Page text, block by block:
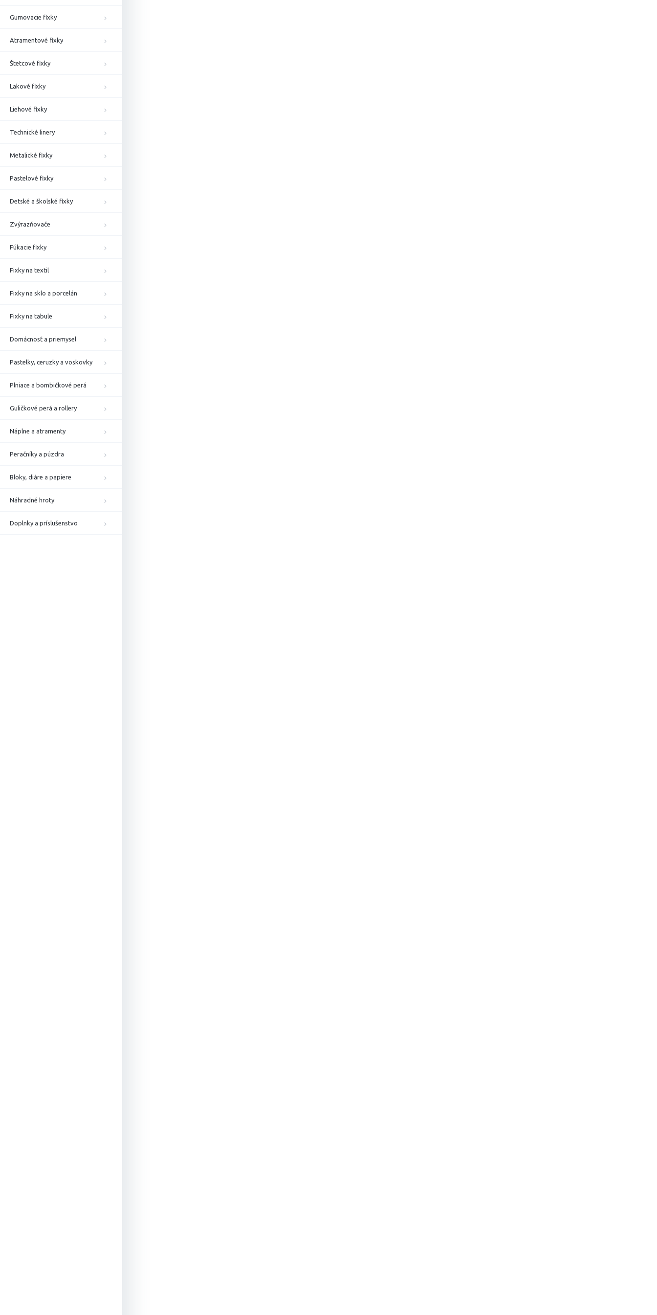
Gumovacie fixky
Atramentové fixky
Štetcové fixky
Lakové fixky
Liehové fixky
Technické linery
Metalické fixky
Pastelové fixky
Detské a školské fixky
Zvýrazňovače
Fúkacie fixky
Fixky na textil
Fixky na sklo a porcelán
Fixky na tabule
Domácnosť a priemysel
Pastelky, ceruzky a voskovky
Plniace a bombičkové perá
Guličkové perá a rollery
Náplne a atramenty
Peračníky a púzdra
Bloky, diáre a papiere
Náhradné hroty
Doplnky a príslušenstvo